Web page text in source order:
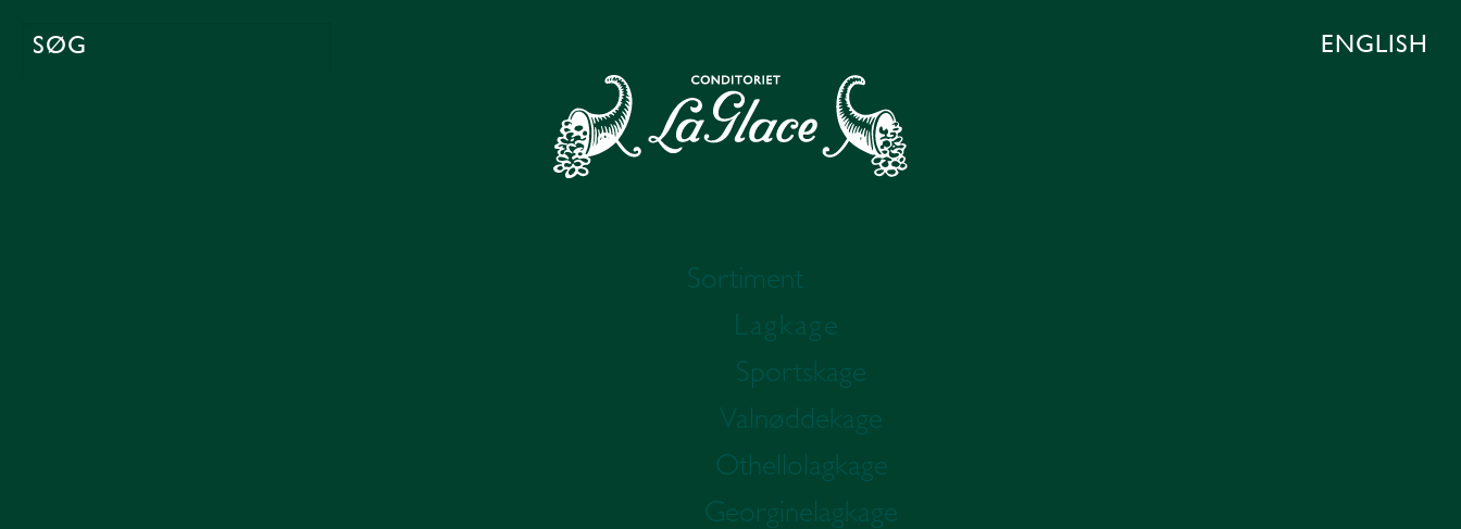
ENGLISH
Sortiment
Lagkage
Sportskage
Valnøddekage
Othellolagkage
Georginelagkage